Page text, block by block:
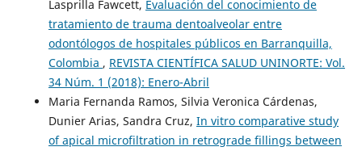
Lasprilla Fawcett, Evaluación del conocimiento de
tratamiento de trauma dentoalveolar entre
odontólogos de hospitales públicos en Barranquilla,
Colombia , REVISTA CIENTÍFICA SALUD UNINORTE: Vol.
34 Núm. 1 (2018): Enero-Abril
Maria Fernanda Ramos, Silvia Veronica Cárdenas,
Dunier Arias, Sandra Cruz, In vitro comparative study
of apical microfiltration in retrograde fillings between